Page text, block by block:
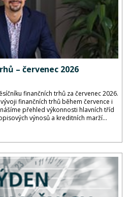
– červenec 2026
finančních trhů za červenec 2026.
finančních trhů během července i
přehled výkonnosti hlavních tříd
výnosů a kreditních marží...